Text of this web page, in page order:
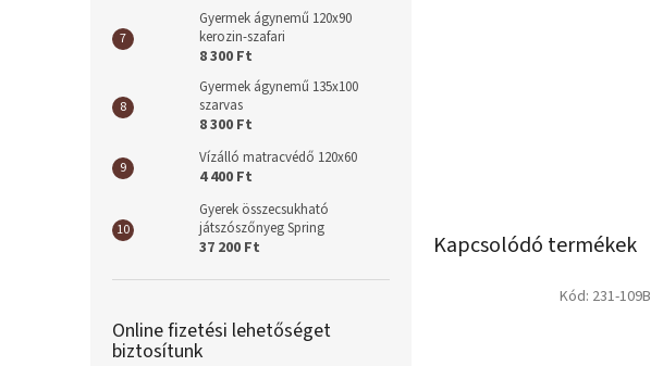
Gyermek ágynemű 120x90
kerozin-szafari
8 300 Ft
Gyermek ágynemű 135x100
szarvas
8 300 Ft
Vízálló matracvédő 120x60
4 400 Ft
Gyerek összecsukható
játszószőnyeg Spring
37 200 Ft
Online fizetési lehetőséget
biztosítunk
Kapcsolódó termékek
Kód: 231-109B